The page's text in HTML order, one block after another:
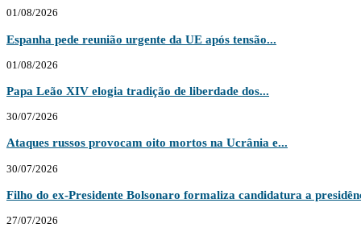
01/08/2026
Espanha pede reunião urgente da UE após tensão...
01/08/2026
Papa Leão XIV elogia tradição de liberdade dos...
30/07/2026
Ataques russos provocam oito mortos na Ucrânia e...
30/07/2026
Filho do ex-Presidente Bolsonaro formaliza candidatura a
27/07/2026